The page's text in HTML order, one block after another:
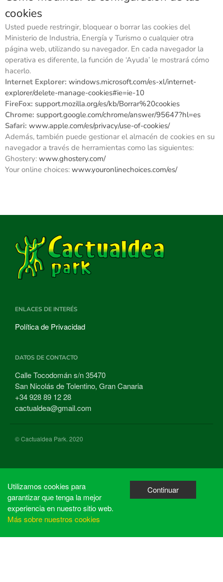
cookies
Usted puede restringir, bloquear o borrar las cookies del
Ministerio de Industria, Energía y Turismo o cualquier otra
página web, utilizando su navegador. En cada navegador la
operativa es diferente, la función de ‘Ayuda’ le mostrará cómo
hacerlo.
Internet Explorer: windows.microsoft.com/es-xl/internet-
explorer/delete-manage-cookies#ie=ie-10
FireFox: support.mozilla.org/es/kb/Borrar%20cookies
Chrome: support.google.com/chrome/answer/95647?hl=es
Safari: www.apple.com/es/privacy/use-of-cookies/
Además, también puede gestionar el almacén de cookies en su
navegador a través de herramientas como las siguientes:
Ghostery: www.ghostery.com/
Your online choices: www.youronlinechoices.com/es/
ENLACES DE INTERÉS
Política de Privacidad
DATOS DE CONTACTO
Calle Tocodomán s/n 35470
San Nicolás de Tolentino, Gran Canaria
+34 928 89 12 28
cactualdea@gmail.com
© Cactualdea Park. 2020
Utilizamos cookies para
garantizar que tenga la mejor
experiencia en nuestro sitio web.
Más sobre nuestros cookies
Continuar